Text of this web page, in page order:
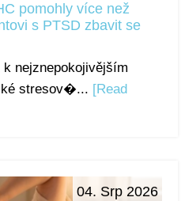
pomohly více než
s PTSD zbavit se
nejznepokojivějším
stresov�... [Read
04. Srp 2026